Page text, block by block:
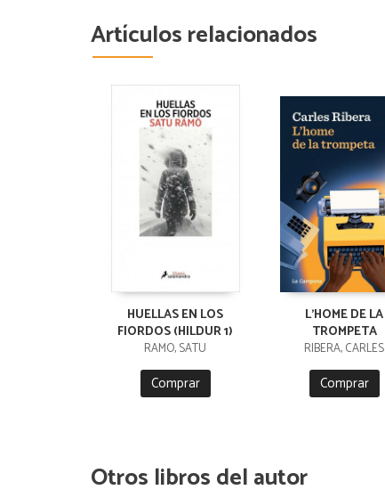
Artículos relacionados
HUELLAS EN LOS
FIORDOS (HILDUR 1)
RÄMÖ, SATU
Comprar
L'HOME DE LA
TROMPETA
RIBERA, CARLES
Comprar
Otros libros del autor